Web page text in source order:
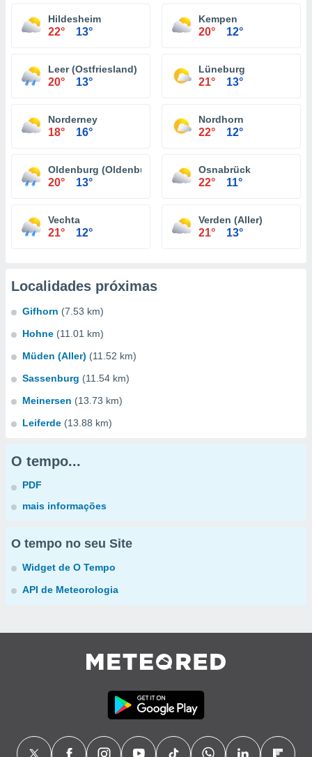
Hildesheim
22° 13°
Kempen
20° 12°
Leer (Ostfriesland)
20° 13°
Lüneburg
21° 13°
Norderney
18° 16°
Nordhorn
22° 12°
Oldenburg (Oldenburg)
20° 13°
Osnabrück
22° 11°
Vechta
21° 12°
Verden (Aller)
21° 13°
Localidades próximas
Gifhorn (7.53 km)
Hohne (11.01 km)
Müden (Aller) (11.52 km)
Sassenburg (11.54 km)
Meinersen (13.73 km)
Leiferde (13.88 km)
O tempo...
PDF
mais informações
O tempo no seu Site
Widget de O Tempo
API de Meteorologia